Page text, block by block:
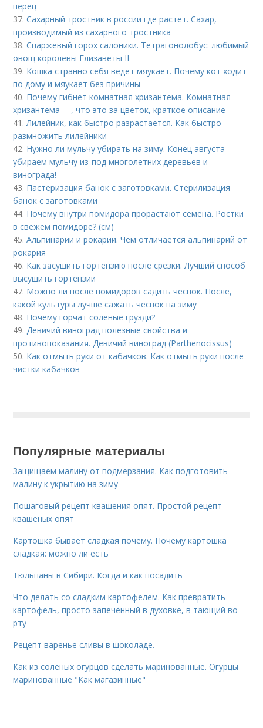
перец
37.Сахарный тростник в россии где растет. Сахар,
производимый из сахарного тростника
38.Спаржевый горох салоники. Тетрагонолобус: любимый
овощ королевы Елизаветы II
39. Кошка странно себя ведет мяукает. Почему кот ходит
по дому и мяукает без причины
40. Почему гибнет комнатная хризантема. Комнатная
хризантема —, что это за цветок, краткое описание
41.Лилейник, как быстро разрастается. Как быстро
размножить лилейники
42. Нужно ли мульчу убирать на зиму. Конец августа —
убираем мульчу из-под многолетних деревьев и
винограда!
43. Пастеризация банок с заготовками. Стерилизация
банок с заготовками
44. Почему внутри помидора прорастают семена. Ростки
в свежем помидоре? (см)
45.Альпинарии и рокарии. Чем отличается альпинарий от
рокария
46. Как засушить гортензию после срезки. Лучший способ
высушить гортензии
47. Можно ли после помидоров садить чеснок. После,
какой культуры лучше сажать чеснок на зиму
48. Почему горчат соленые грузди?
49.Девичий виноград полезные свойства и
противопоказания. Девичий виноград (Parthenocissus)
50. Как отмыть руки от кабачков. Как отмыть руки после
чистки кабачков
Популярные материалы
Защищаем малину от подмерзания. Как подготовить
малину к укрытию на зиму
Пошаговый рецепт квашения опят. Простой рецепт
квашеных опят
Картошка бывает сладкая почему. Почему картошка
сладкая: можно ли есть
Тюльпаны в Сибири. Когда и как посадить
Что делать со сладким картофелем. Как превратить
картофель, просто запечённый в духовке, в тающий во
рту
Рецепт варенье сливы в шоколаде.
Как из соленых огурцов сделать маринованные. Огурцы
маринованные "Как магазинные"